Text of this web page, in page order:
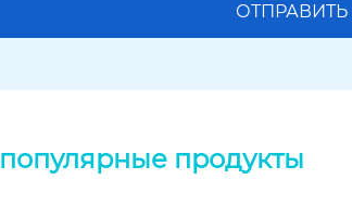
продукты